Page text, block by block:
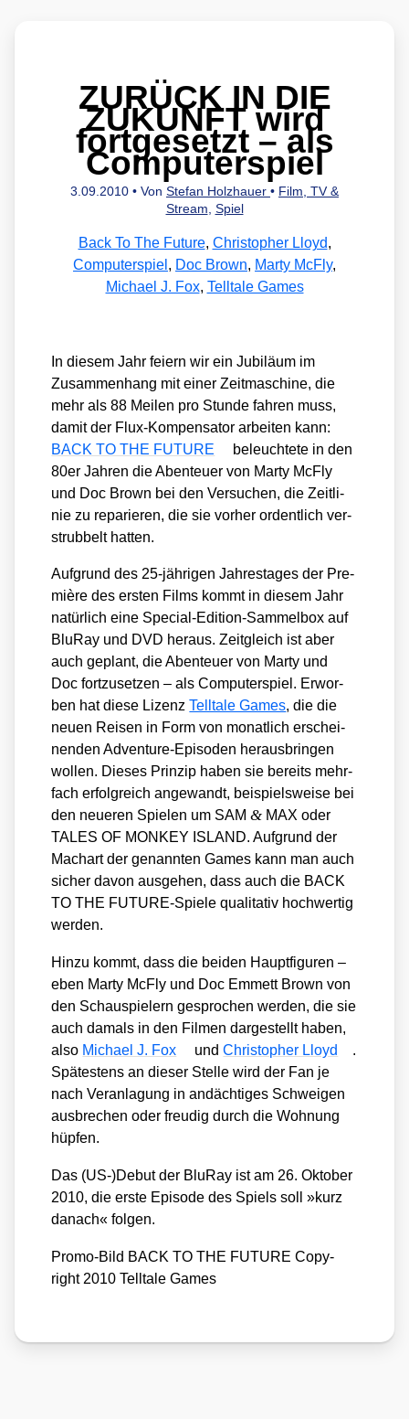
ZURÜCK IN DIE
ZUKUNFT wird
fortgesetzt – als
Computerspiel
3.09.2010 • Von Stefan Holzhauer • Film, TV &
Stream, Spiel
Back To The Future, Christopher Lloyd,
Computerspiel , Doc Brown, Marty McFly,
Michael J. Fox, Telltale Games
In die­sem Jahr fei­ern wir ein Jubi­lä­um im
Zusam­men­hang mit einer Zeit­ma­schi­ne, die
mehr als 88 Mei­len pro Stun­de fah­ren muss,
damit der Flux-Kom­pen­sa­tor arbei­ten kann:
BACK TO THE FUTURE
beleuch­te­te in den
80er Jah­ren die Aben­teu­er von Mar­ty McFly
und Doc Brown bei den Ver­su­chen, die Zeit­li­
nie zu repa­rie­ren, die sie vor­her ordent­lich ver­
strub­belt hat­ten.
Auf­grund des 25-jäh­ri­gen Jah­res­ta­ges der Pre­
miè­re des ers­ten Films kommt in die­sem Jahr
natür­lich eine Spe­cial-Edi­ti­on-Sam­mel­box auf
Blu­Ray und DVD her­aus. Zeit­gleich ist aber
auch geplant, die Aben­teu­er von Mar­ty und
Doc fort­zu­set­zen – als Com­pu­ter­spiel. Erwor­
ben hat die­se LizenzTell­ta­le Games, die die
neu­en Rei­sen in Form von monat­lich erschei­
nen­den Adven­ture-Epi­so­den her­aus­brin­gen
wol­len. Die­ses Prin­zip haben sie bereits mehr­
fach erfolg­reich ange­wandt, bei­spiels­wei­se bei
den neue­ren Spie­len um SAM& MAX oder
TALES OF MONKEY ISLAND. Auf­grund der
Mach­art der genann­ten Games kann man auch
sicher davon aus­ge­hen, dass auch die BACK
TO THE FUTURE-Spie­le qua­li­ta­tiv hoch­wer­tig
wer­den.
Hin­zu kommt, dass die bei­den Haupt­fi­gu­ren –
eben Mar­ty McFly und Doc Emmett Brown von
den Schau­spie­lern gespro­chen wer­den, die sie
auch damals in den Fil­men dar­ge­stellt haben,
also Micha­el J. Fox undChris­to­pher Lloyd
.
Spä­tes­tens an die­ser Stel­le wird der Fan je
nach Ver­an­la­gung in andäch­ti­ges Schwei­gen
aus­bre­chen oder freu­dig durch die Woh­nung
hüp­fen.
Das (US-)Debut der Blu­Ray ist am 26. Okto­ber
2010, die ers­te Epi­so­de des Spiels soll »kurz
danach« fol­gen.
Pro­mo-Bild BACK TO THE FUTURE Copy­
right 2010 Tell­ta­le Games